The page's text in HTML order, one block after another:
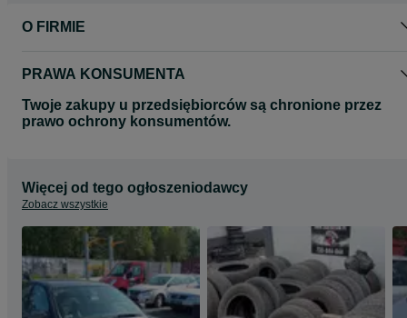
O FIRMIE
PRAWA KONSUMENTA
Twoje zakupy u przedsiębiorców są chronione przez
prawo ochrony konsumentów.
Więcej od tego ogłoszeniodawcy
Zobacz wszystkie